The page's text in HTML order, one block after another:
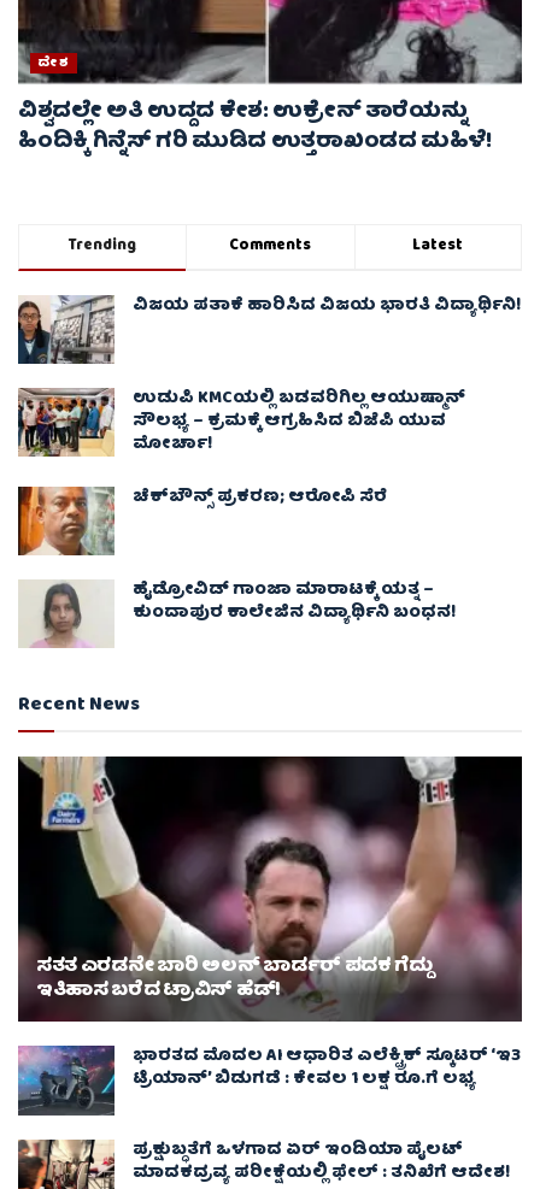
ದೇಶ
ವಿಶ್ವದಲ್ಲೇ ಅತಿ ಉದ್ದದ ಕೇಶ: ಉಕ್ರೇನ್ ತಾರೆಯನ್ನು
ಹಿಂದಿಕ್ಕಿ ಗಿನ್ನೆಸ್ ಗರಿ ಮುಡಿದ ಉತ್ತರಾಖಂಡದ ಮಹಿಳೆ!
Trending Comments Latest
ವಿಜಯ ಪತಾಕೆ ಹಾರಿಸಿದ ವಿಜಯ ಭಾರತಿ ವಿದ್ಯಾರ್ಥಿನಿ!
ಉಡುಪಿ KMCಯಲ್ಲಿ ಬಡವರಿಗಿಲ್ಲ ಆಯುಷ್ಮಾನ್
ಸೌಲಭ್ಯ – ಕ್ರಮಕ್ಕೆ ಆಗ್ರಹಿಸಿದ ಬಿಜೆಪಿ ಯುವ
ಮೋರ್ಚಾ!
ಚೆಕ್​ಬೌನ್ಸ್​ ಪ್ರಕರಣ; ಆರೋಪಿ ಸೆರೆ
ಹೈಡ್ರೋವಿಡ್ ಗಾಂಜಾ ಮಾರಾಟಕ್ಕೆ ಯತ್ನ –
ಕುಂದಾಪುರ ಕಾಲೇಜಿನ ವಿದ್ಯಾರ್ಥಿನಿ ಬಂಧನ!
Recent News
ಸತತ ಎರಡನೇ ಬಾರಿ ಅಲನ್ ಬಾರ್ಡರ್ ಪದಕ ಗೆದ್ದು
ಇತಿಹಾಸ ಬರೆದ ಟ್ರಾವಿಸ್ ಹೆಡ್!
ಭಾರತದ ಮೊದಲ AI ಆಧಾರಿತ ಎಲೆಕ್ಟ್ರಿಕ್ ಸ್ಕೂಟರ್ ‘ಇ3
ಟ್ರಿಯಾನ್’ ಬಿಡುಗಡೆ : ಕೇವಲ 1 ಲಕ್ಷ ರೂ.ಗೆ ಲಭ್ಯ
ಪ್ರಕ್ಷುಬ್ಧತೆಗೆ ಒಳಗಾದ ಏರ್ ಇಂಡಿಯಾ ಪೈಲಟ್
ಮಾದಕದ್ರವ್ಯ ಪರೀಕ್ಷೆಯಲ್ಲಿ ಫೇಲ್ : ತನಿಖೆಗೆ ಆದೇಶ!